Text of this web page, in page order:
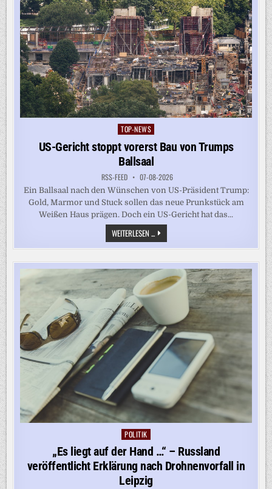
Posted
TOP-NEWS
US-Gericht stoppt vorerst Bau von Trumps
Ballsaal
RSS-FEED 07-08-2026
Ein Ballsaal nach den Wünschen von US-Präsident Trump:
Gold, Marmor und Stuck sollen das neue Prunkstück am
Weißen Haus prägen. Doch ein US-Gericht hat das...
WEITERLESEN ... US-
GERICHT
STOPPT
BAU
VON
TRUMPS
BALLSAAL
Posted
POLITIK
„Es liegt auf der Hand …“ – Russland
veröffentlicht Erklärung nach Drohnenvorfall in
Leipzig